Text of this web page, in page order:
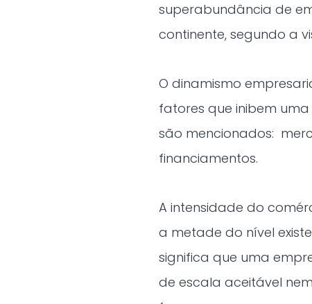
superabundância de
continente, segundo a
O dinamismo
fatores que inibem
são mencionados:
financiamentos.
A intensidade do
a metade do nível
significa que uma
de escala aceitável